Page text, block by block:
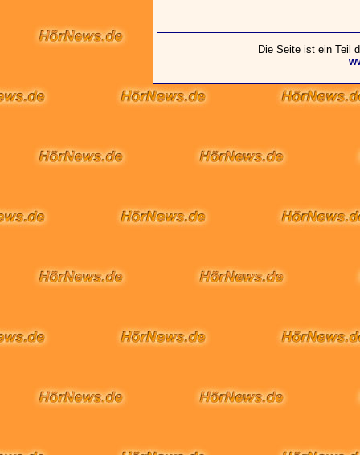
Die Seite ist ein Teil